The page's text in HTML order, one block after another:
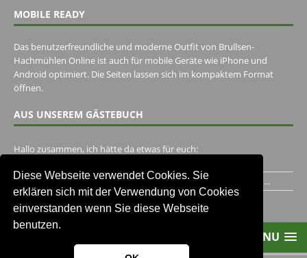
Diese Webseite verwendet Cookies. Sie
erklären sich mit der Verwendung von Cookies
einverstanden wenn Sie diese Webseite
benutzen.
MOBILE READY
Das benutzerfreundliche und moderne Outfit von Brullsen-
Hachmühlen Online ist auch für mobile Geräte wie iPhone und
Android optimiert. Die Seiten lassen sich im kompaktem Format
öffnen.
AUS UNSEREM GÄSTEBUCH
Hallo zusammen, ich hätte da etwas für euch:
Ich habe ein Jahr im Gasthaus Hugo Pape verbracht..Habe ihn...
Unser Gästebuch besuchen
MENU